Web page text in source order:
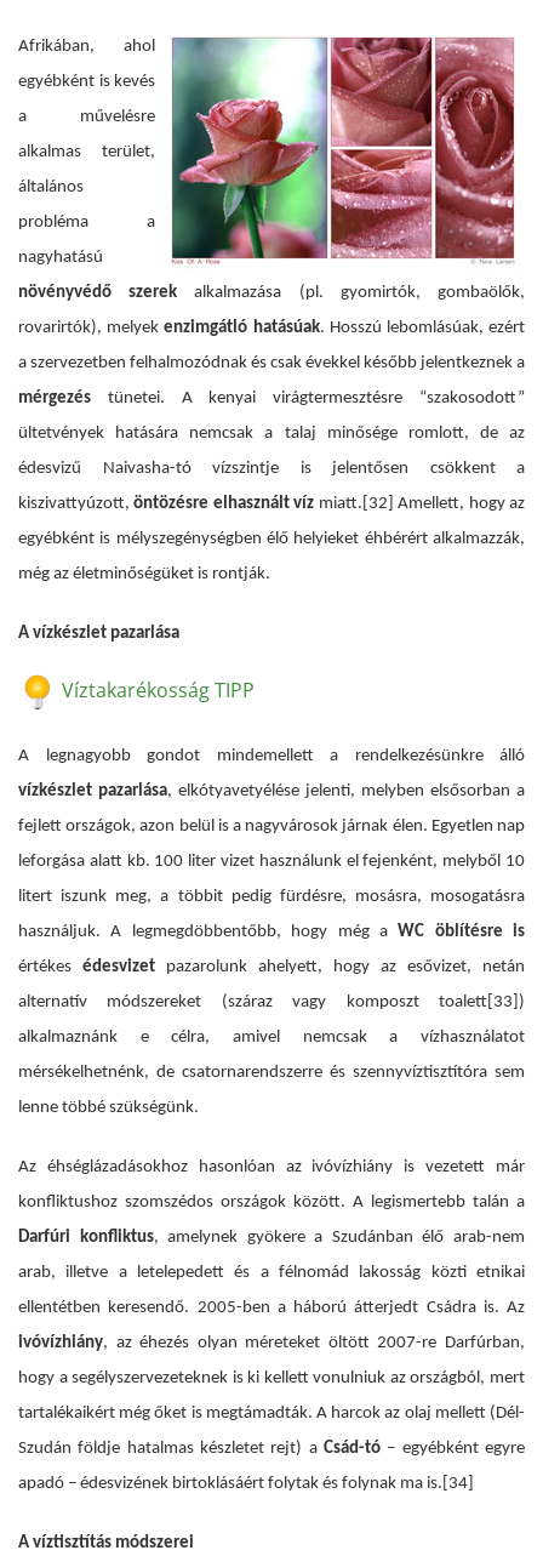
Afrikában, ahol
egyébként is kevés
a művelésre
alkalmas terület,
általános
probléma a
nagyhatású
növényvédő szerek alkalmazása (pl. gyomirtók, gombaölők,
rovarirtók), melyekenzimgátló hatásúak. Hosszú lebomlásúak, ezért
a szervezetben felhalmozódnak és csak évekkel később jelentkeznek a
mérgezés tünetei. A kenyai virágtermesztésre “szakosodott”
ültetvények hatására nemcsak a talaj minősége romlott, de az
édesvizű Naivasha-tó vízszintje is jelentősen csökkent a
kiszivattyúzott,öntözésre elhasznált víz miatt. [32] Amellett, hogy az
egyébként is mélyszegénységben élő helyieket éhbérért alkalmazzák,
még az életminőségüket is rontják.
A vízkészlet pazarlása
Víztakarékosság TIPP
A legnagyobb gondot mindemellett a rendelkezésünkre álló
vízkészlet pazarlása, elkótyavetyélése jelenti, melyben elsősorban a
fejlett országok, azon belül is a nagyvárosok járnak élen. Egyetlen nap
leforgása alatt kb. 100 liter vizet használunk el fejenként, melyből 10
litert iszunk meg, a többit pedig fürdésre, mosásra, mosogatásra
használjuk. A legmegdöbbentőbb, hogy még aWC öblítésre is
értékes édesvizet pazarolunk ahelyett, hogy az esővizet, netán
alternatív módszereket (száraz vagy komposzt toalett [33] )
alkalmaznánk e célra, amivel nemcsak a vízhasználatot
mérsékelhetnénk, de csatornarendszerre és szennyvíztisztítóra sem
lenne többé szükségünk.
Az éhséglázadásokhoz hasonlóan az ivóvízhiány is vezetett már
konfliktushoz szomszédos országok között. A legismertebb talán a
Darfúri konfliktus, amelynek gyökere a Szudánban élő arab-nem
arab, illetve a letelepedett és a félnomád lakosság közti etnikai
ellentétben keresendő. 2005-ben a háború átterjedt Csádra is. Az
ivóvízhiány, az éhezés olyan méreteket öltött 2007-re Darfúrban,
hogy a segélyszervezeteknek is ki kellett vonulniuk az országból, mert
tartalékaikért még őket is megtámadták. A harcok az olaj mellett (Dél-
Szudán földje hatalmas készletet rejt) a Csád-tó – egyébként egyre
apadó – édesvizének birtoklásáért folytak és folynak ma is. [34]
A víztisztítás módszerei